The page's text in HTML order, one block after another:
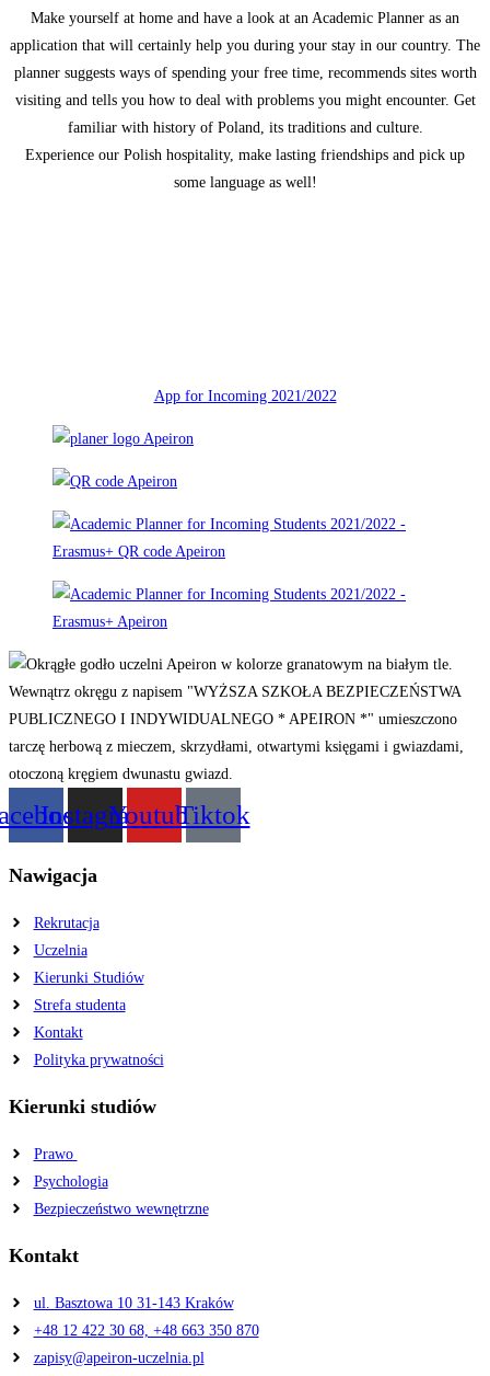
Make yourself at home and have a look at an Academic Planner as an
application that will certainly help you during your stay in our country. The
planner suggests ways of spending your free time, recommends sites worth
visiting and tells you how to deal with problems you might encounter. Get
familiar with history of Poland, its traditions and culture.
Experience our Polish hospitality, make lasting friendships and pick up
some language as well!
App for Incoming 2021/2022
InstagramYoutubeTiktok
Nawigacja
Rekrutacja
Uczelnia
Kierunki Studiów
Strefa studenta
Kontakt
Polityka prywatności
Kierunki studiów
Prawo
Psychologia
Bezpieczeństwo wewnętrzne
Kontakt
ul. Basztowa 10 31-143 Kraków
+48 12 422 30 68, +48 663 350 870
zapisy@apeiron-uczelnia.pl